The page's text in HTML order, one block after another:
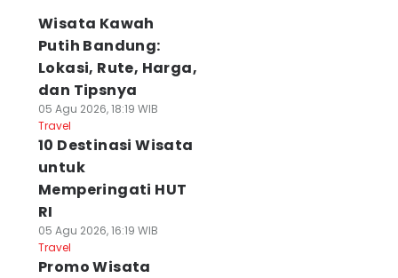
Wisata Kawah
Putih Bandung:
Lokasi, Rute, Harga,
dan Tipsnya
05 Agu 2026, 18:19 WIB
Travel
10 Destinasi Wisata
untuk
Memperingati HUT
RI
05 Agu 2026, 16:19 WIB
Travel
Promo Wisata